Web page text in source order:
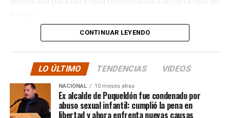
La solidaridad y empatía de los chilenos en cada paso
sino que se superó con creces. De hecho, el último
cómputo dado a conocer reveló la suma total de
$3.689.545.200.
Según Camila Gómez, el excedente de casi $200
CONTINUAR LEYENDO
LO ÚLTIMO TENDENCIAS VIDEOS
NACIONAL 10 meses atras
Ex alcalde de Puqueldón fue condenado por
abuso sexual infantil: cumplió la pena en
libertad y ahora enfrenta nuevas causas